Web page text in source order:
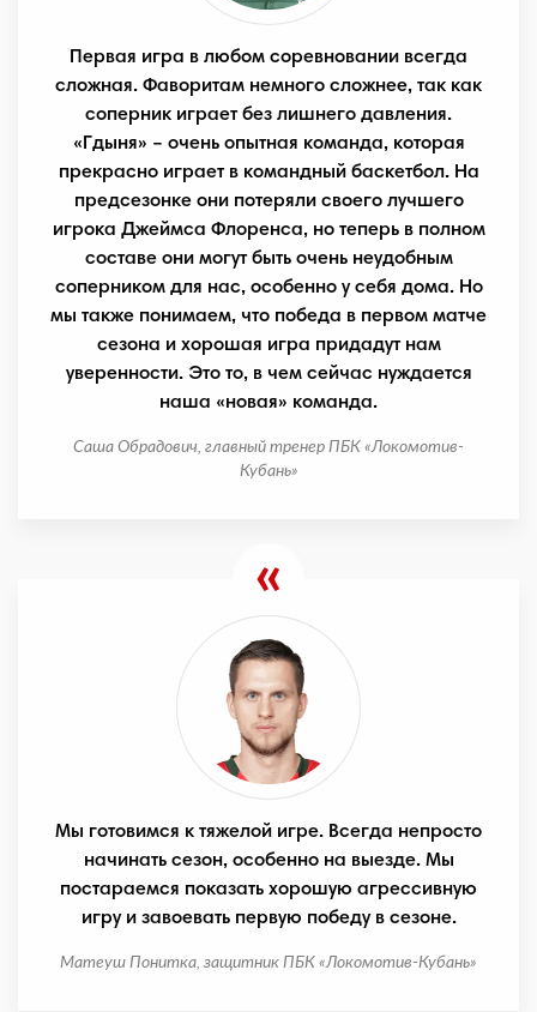
Первая игра в любом соревновании всегда
сложная. Фаворитам немного сложнее, так как
соперник играет без лишнего давления.
«Гдыня» – очень опытная команда, которая
прекрасно играет в командный баскетбол. На
предсезонке они потеряли своего лучшего
игрока Джеймса Флоренса, но теперь в полном
составе они могут быть очень неудобным
соперником для нас, особенно у себя дома. Но
мы также понимаем, что победа в первом матче
сезона и хорошая игра придадут нам
уверенности. Это то, в чем сейчас нуждается
наша «новая» команда.
Саша Обрадович, главный тренер ПБК «Локомотив-
Кубань»
Мы готовимся к тяжелой игре. Всегда непросто
начинать сезон, особенно на выезде. Мы
постараемся показать хорошую агрессивную
игру и завоевать первую победу в сезоне.
Матеуш Понитка, защитник ПБК «Локомотив-Кубань»